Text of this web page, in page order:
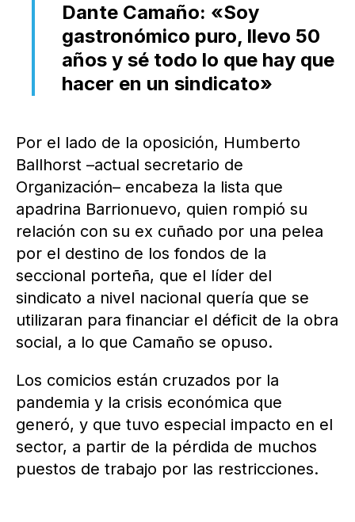
Dante Camaño: «Soy
gastronómico puro, llevo 50
años y sé todo lo que hay que
hacer en un sindicato»
Por el lado de la oposición, Humberto
Ballhorst –actual secretario de
Organización– encabeza la lista que
apadrina Barrionuevo, quien rompió su
relación con su ex cuñado por una pelea
por el destino de los fondos de la
seccional porteña, que el líder del
sindicato a nivel nacional quería que se
utilizaran para financiar el déficit de la obra
social, a lo que Camaño se opuso.
Los comicios están cruzados por la
pandemia y la crisis económica que
generó, y que tuvo especial impacto en el
sector, a partir de la pérdida de muchos
puestos de trabajo por las restricciones.